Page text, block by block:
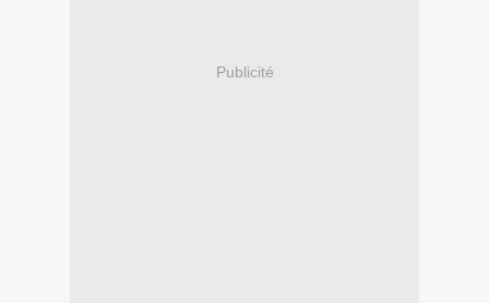
Publicité